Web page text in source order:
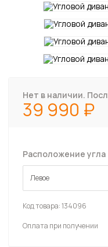
Нет в наличии.
39 990
Расположение угла
Левое
Левое
Код товара:134096
Оплата при получении